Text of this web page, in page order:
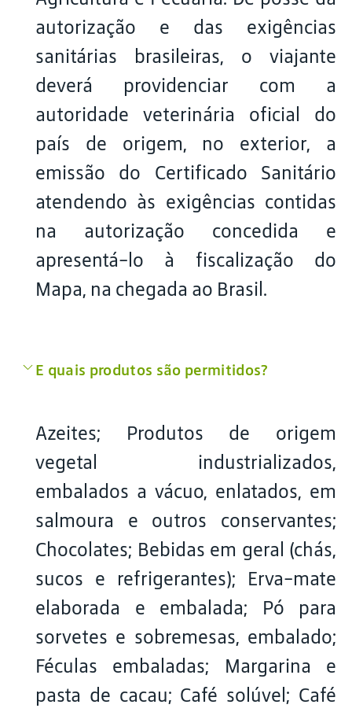
autorização e das exigências
sanitárias brasileiras, o viajante
deverá providenciar com a
autoridade veterinária oficial do
país de origem, no exterior, a
emissão do Certificado Sanitário
atendendo às exigências contidas
na autorização concedida e
apresentá-lo à fiscalização do
Mapa, na chegada ao Brasil.
E quais produtos são permitidos?
Azeites; Produtos de origem
vegetal industrializados,
embalados a vácuo, enlatados, em
salmoura e outros conservantes;
Chocolates; Bebidas em geral (chás,
sucos e refrigerantes); Erva-mate
elaborada e embalada; Pó para
sorvetes e sobremesas, embalado;
Féculas embaladas; Margarina e
pasta de cacau; Café solúvel; Café